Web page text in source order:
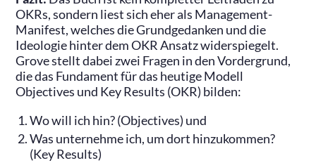
OKRs, sondern liest sich eher als Management-
Manifest, welches die Grundgedanken und die
Ideologie hinter dem OKR Ansatz widerspiegelt.
Grove stellt dabei zwei Fragen in den Vordergrund,
die das Fundament für das heutige Modell
Objectives und Key Results (OKR) bilden:
Wo will ich hin? (Objectives) und
Was unternehme ich, um dort hinzukommen?
(Key Results)